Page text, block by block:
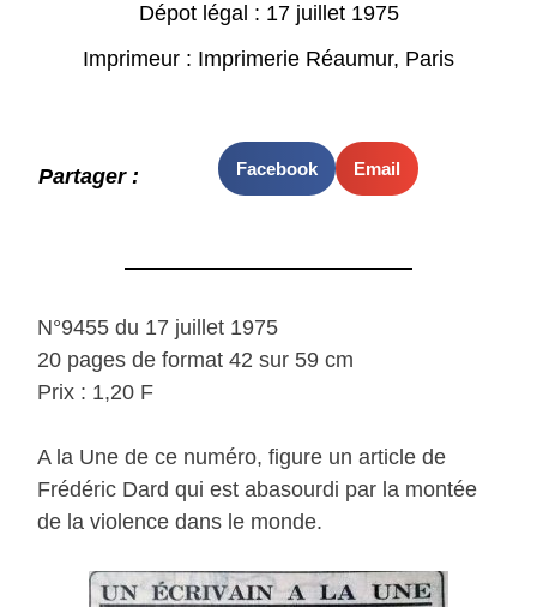
Dépot légal : 17 juillet 1975
Imprimeur : Imprimerie Réaumur, Paris
Partager : Facebook Email
N°9455 du 17 juillet 1975
20 pages de format 42 sur 59 cm
Prix : 1,20 F
A la Une de ce numéro, figure un article de
Frédéric Dard qui est abasourdi par la montée
de la violence dans le monde.